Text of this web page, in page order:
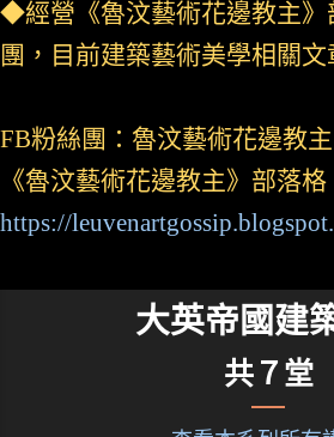
◆經營《魯汶藝術花邊教主》
團，目前建築藝術美學相關文
FB粉絲團：魯汶藝術花邊教主
《魯汶藝術花邊教主》部落格
https://
大英帝國建
共７堂